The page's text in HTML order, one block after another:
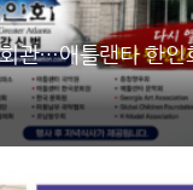
관…애틀랜타 한인